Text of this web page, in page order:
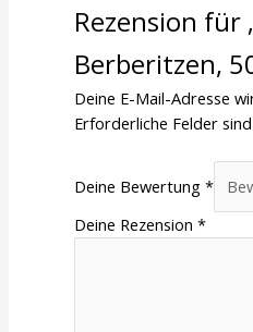
Rezension für
Berberitzen,
Deine E-Mail-Adresse
Erforderliche Felder
Deine Bewertung*
Deine Rezension*